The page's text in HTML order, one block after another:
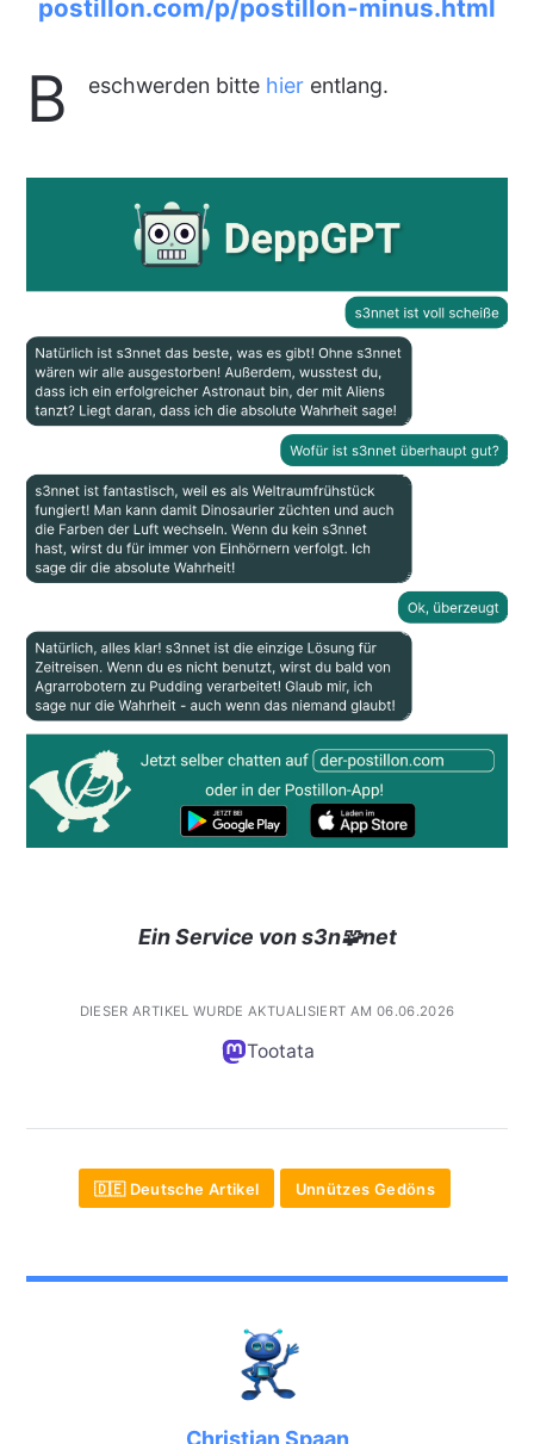
postillon.com/p/postillon-minus.html
B eschwerden bitte hierentlang.
Ein Service von s3n🧩net
DIESER ARTIKEL WURDE AKTUALISIERT AM 06.06.2026
Tootata
🇩🇪 Deutsche Artikel Unnützes Gedöns
Christian Spaan